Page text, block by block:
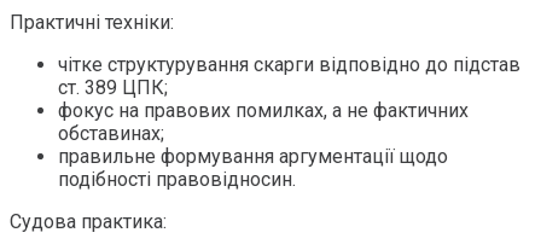
Практичні техніки:
чітке структурування скарги відповідно до підстав
ст. 389 ЦПК;
фокус на правових помилках, а не фактичних
обставинах;
правильне формування аргументації щодо
подібності правовідносин.
Судова практика: